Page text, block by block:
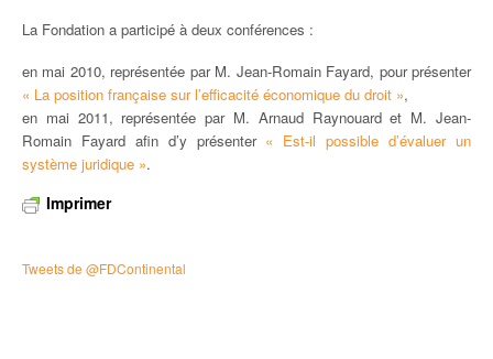
La Fondation a participé à deux conférences :
en mai 2010, représentée par M. Jean-Romain Fayard, pour présenter
« La position française sur l’efficacité économique du droit »,
en mai 2011, représentée par M. Arnaud Raynouard et M. Jean-
Romain Fayard afin d’y présenter « Est-il possible d’évaluer un
système juridique ».
Imprimer
Tweets de @FDContinental